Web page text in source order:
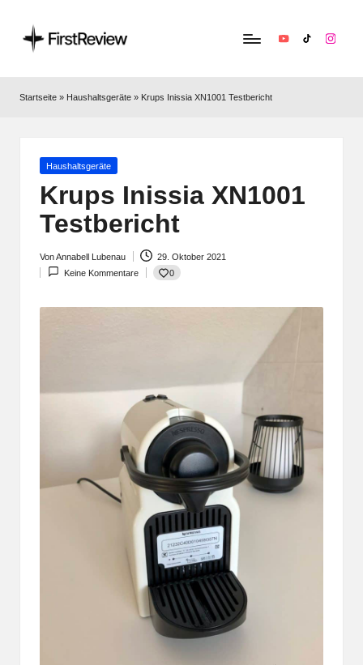
ir
Alles
Apple,
Smart‑Home,
Kopfhörern
YouTubeTikTok
Startseite » Haushaltsgeräte » Krups Inissia XN1001 Testbericht
Posted
Haushaltsgeräte
Krups Inissia XN1001
Testbericht
by
VonAnnabell Lubenau
29. Oktober 2021
Keine Kommentare
0